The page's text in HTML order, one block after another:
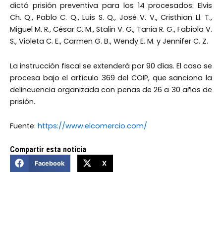
dictó prisión preventiva para los 14 procesados: Elvis
Ch. Q., Pablo C. Q., Luis S. Q., José V. V., Cristhian Ll. T.,
Miguel M. R., César C. M., Stalin V. G., Tania R. G., Fabiola V.
S., Violeta C. E., Carmen G. B., Wendy E. M. y Jennifer C. Z.
La instrucción fiscal se extenderá por 90 días. El caso se
procesa bajo el artículo 369 del COIP, que sanciona la
delincuencia organizada con penas de 26 a 30 años de
prisión.
Fuente: https://www.elcomercio.com/
Compartir esta noticia
Facebook X